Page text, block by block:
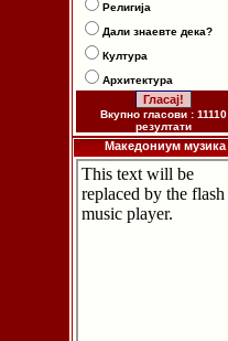
Религија
Дали знаевте дека?
Култура
Архитектура
Вкупно гласови : 11110
резултати
Македониум музика